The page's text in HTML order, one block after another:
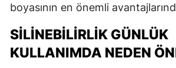
boyasının en önemli
SILINEBILIRLIK GÜNLÜK
KULLANIMDA NEDEN